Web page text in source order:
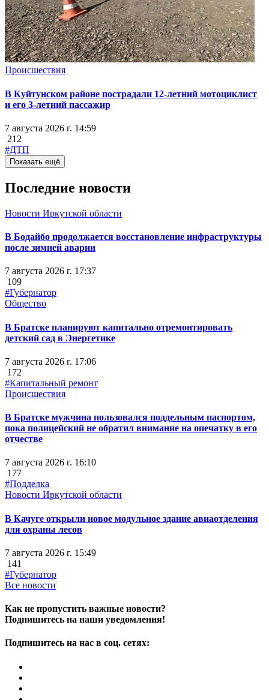
Происшествия
В Куйтунском районе пострадали 12-летний мотоциклист
и его 3-летний пассажир
7 августа 2026 г. 14:59
212
#ДТП
Показать ещё
Последние новости
Новости Иркутской области
В Бодайбо продолжается восстановление инфраструктуры
после зимней аварии
7 августа 2026 г. 17:37
109
#Губернатор
Общество
В Братске планируют капитально отремонтировать
детский сад в Энергетике
7 августа 2026 г. 17:06
172
#Капитальный ремонт
Происшествия
В Братске мужчина пользовался поддельным паспортом,
пока полицейский не обратил внимание на опечатку в его
отчестве
7 августа 2026 г. 16:10
177
#Подделка
Новости Иркутской области
В Качуге открыли новое модульное здание авиаотделения
для охраны лесов
7 августа 2026 г. 15:49
141
#Губернатор
Все новости
Как не пропустить важные новости?
Подпишитесь на наши уведомления!
Подпишитесь на нас в соц. сетях: